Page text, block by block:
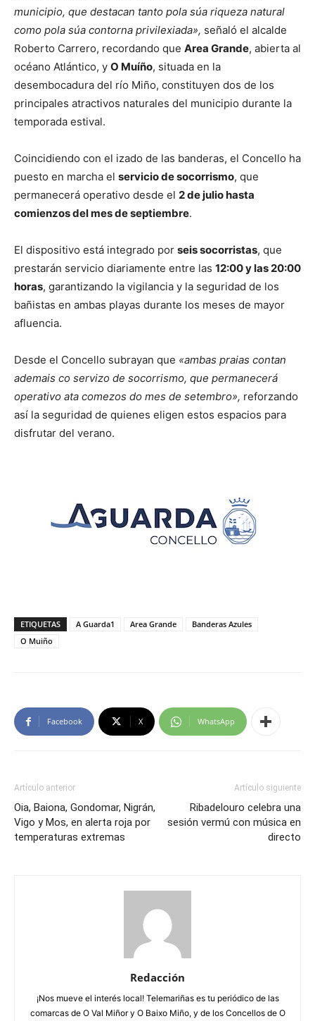
municipio, que destacan tanto pola súa riqueza natural
como pola súa contorna privilexiada», señaló el alcalde
Roberto Carrero, recordando que Area Grande, abierta al
océano Atlántico, y O Muíño, situada en la
desembocadura del río Miño, constituyen dos de los
principales atractivos naturales del municipio durante la
temporada estival.
Coincidiendo con el izado de las banderas, el Concello ha
puesto en marcha el servicio de socorrismo, que
permanecerá operativo desde el 2 de julio hasta
comienzos del mes de septiembre.
El dispositivo está integrado por seis socorristas, que
prestarán servicio diariamente entre las 12:00 y las 20:00
horas, garantizando la vigilancia y la seguridad de los
bañistas en ambas playas durante los meses de mayor
afluencia.
Desde el Concello subrayan que «ambas praias contan
ademais co servizo de socorrismo, que permanecerá
operativo ata comezos do mes de setembro», reforzando
así la seguridad de quienes eligen estos espacios para
disfrutar del verano.
ETIQUETAS A Guarda1 Area Grande
Banderas Azules
O Muiño
Facebook X WhatsApp
Artículo anterior
Oia, Baiona, Gondomar, Nigrán,
Vigo y Mos, en alerta roja por
temperaturas extremas
Artículo siguiente
Ribadelouro celebra una
sesión vermú con música en
directo
Redacción
¡Nos mueve el interés local! Telemariñas es tu periódico de las
comarcas de O Val Miñor y O Baixo Miño, y de los Concellos de O